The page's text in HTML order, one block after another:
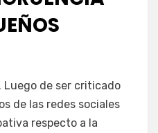
Luego de ser criticado
de las redes sociales
respecto a la